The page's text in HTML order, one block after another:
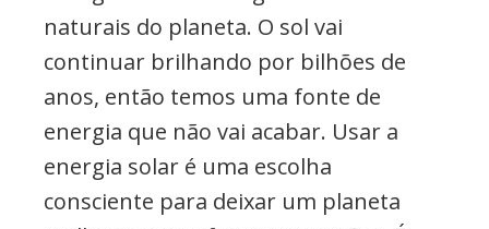
naturais do planeta. O sol vai
continuar brilhando por bilhões de
anos, então temos uma fonte de
energia que não vai acabar. Usar a
energia solar é uma escolha
consciente para deixar um planeta